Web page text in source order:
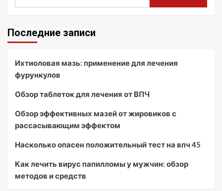
Последние записи
Ихтиоловая мазь: применение для лечения
фурункулов
Обзор таблеток для лечения от ВПЧ
Обзор эффективных мазей от жировиков с
рассасывающим эффектом
Насколько опасен положительный тест на впч 45
Как лечить вирус папилломы у мужчин: обзор
методов и средств